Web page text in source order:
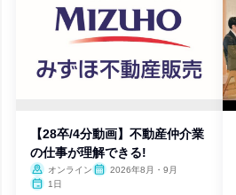
【28卒/4分動画】不動産仲介業
の仕事が理解できる!
オンライン
2026年8月・9月
1日